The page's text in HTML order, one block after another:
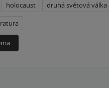
holocaust druhá světová válka